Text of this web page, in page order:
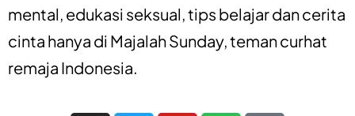
mental, edukasi seksual,tips belajardancerita
cinta hanya di Majalah Sunday, teman curhat
remaja Indonesia.